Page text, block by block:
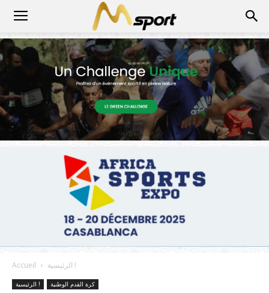
Accueil الرئيسية !
الرئيسية ! كرة القدم الوطنية